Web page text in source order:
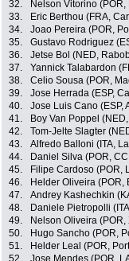
32.
Nelson Vitorino
33.
Eric Berthou (FRA,
34.
Joao Pereira (POR,
35.
Gustavo Rodriguez
36.
Jetse Bol (NED,
37.
Yannick Talabardon
38.
Celio Sousa (POR,
39.
Jose Herrada (ESP,
40.
Jose Luis Cano (ESP,
41.
Boy Van Poppel
42.
Tom-Jelte Slagter
43.
Alfredo Balloni (ITA,
44.
Daniel Silva (POR,
45.
Filipe Cardoso (POR,
46.
Helder Oliveira (POR,
47.
Andrey Kashechkin
48.
Daniele Pietropolli
49.
Nelson Oliveira
50.
Hugo Sancho (POR,
51.
Helder Leal (POR,